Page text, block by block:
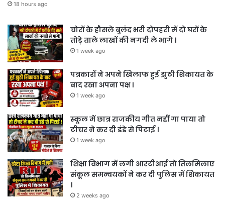
18 hours ago
चोरों के हौसले बुलंद भरी दोपहरी में दो घरों के
तोड़े ताले लाखों की नगदी ले भागे ।
1 week ago
पत्रकारों ने अपने खिलाफ हुई झुठी शिकायत के
बाद रखा अपना पक्ष ।
1 week ago
स्कूल में छात्र राजकीय गीत नहीं गा पाया तो
टीचर ने कर दी डंडे से पिटाई ।
1 week ago
शिक्षा विभाग में लगी आरटीआई तो तिलमिलाए
संकूल समन्वयकों ने कर दी पुलिस में शिकायत
।
2 weeks ago